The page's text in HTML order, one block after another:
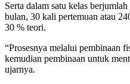
Serta dalam satu kelas
bulan, 30 kali pertemuan atau
30 % teori.
“Prosesnya melalui pembinaan
kemudian pembinaan untuk
ujarnya.